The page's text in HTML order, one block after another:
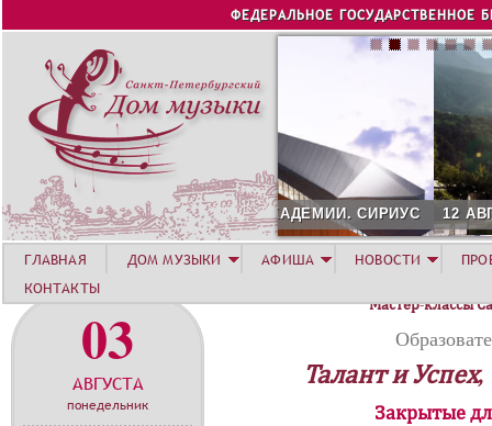
Jump to navigation
ФЕДЕРАЛЬНОЕ ГОСУДАРСТВЕННОЕ
12 АВГУСТА. КОНЦЕРТ
03
АВГУСТА
понедельник
Мастер-классы
Талант и
Закрытые
ГЛАВНАЯ ДОМ МУЗЫКИ АФИША НОВОСТИ
КОНТАКТЫ